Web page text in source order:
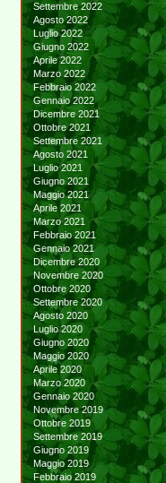
Settembre 2022
Agosto 2022
Luglio 2022
Giugno 2022
Aprile 2022
Marzo 2022
Febbraio 2022
Gennaio 2022
Dicembre 2021
Ottobre 2021
Settembre 2021
Agosto 2021
Luglio 2021
Giugno 2021
Maggio 2021
Aprile 2021
Marzo 2021
Febbraio 2021
Gennaio 2021
Dicembre 2020
Novembre 2020
Ottobre 2020
Settembre 2020
Agosto 2020
Luglio 2020
Giugno 2020
Maggio 2020
Aprile 2020
Marzo 2020
Gennaio 2020
Novembre 2019
Ottobre 2019
Settembre 2019
Giugno 2019
Maggio 2019
Febbraio 2019